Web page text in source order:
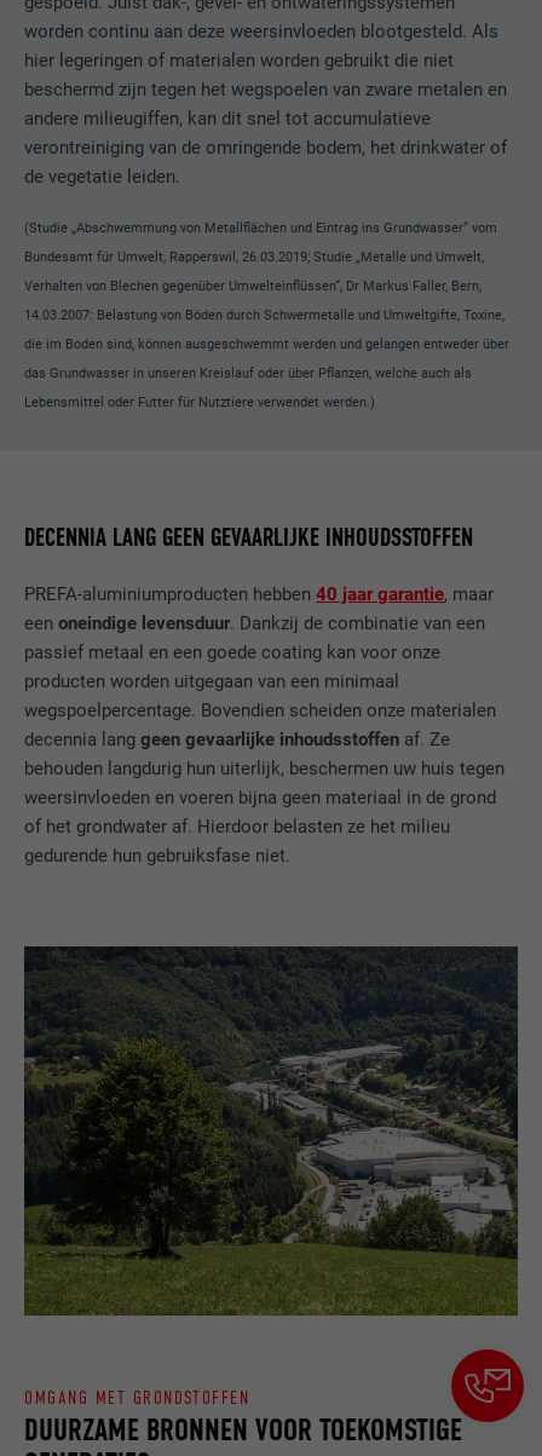
worden continu aan deze weersinvloeden blootgesteld. Als
hier legeringen of materialen worden gebruikt die niet
beschermd zijn tegen het wegspoelen van zware metalen en
andere milieugiffen, kan dit snel tot accumulatieve
verontreiniging van de omringende bodem, het drinkwater of
de vegetatie leiden.
(Studie „Abschwemmung von Metallflächen und Eintrag ins Grundwasser“ vom
Bundesamt für Umwelt, Rapperswil, 26.03.2019; Studie „Metalle und Umwelt,
Verhalten von Blechen gegenüber Umwelteinflüssen“, Dr Markus Faller, Bern,
14.03.2007: Belastung von Böden durch Schwermetalle und Umweltgifte, Toxine,
die im Boden sind, können ausgeschwemmt werden und gelangen entweder über
das Grundwasser in unseren Kreislauf oder über Pflanzen, welche auch als
Lebensmittel oder Futter für Nutztiere verwendet werden.)
DECENNIA LANG GEEN GEVAARLIJKE INHOUDSSTOFFEN
PREFA-aluminiumproducten hebben40 jaar garantie, maar
eenoneindige levensduur. Dankzij de combinatie van een
passief metaal en een goede coating kan voor onze
producten worden uitgegaan van een minimaal
wegspoelpercentage. Bovendien scheiden onze materialen
decennia lang geen gevaarlijke inhoudsstoffen af. Ze
behouden langdurig hun uiterlijk, beschermen uw huis tegen
weersinvloeden en voeren bijna geen materiaal in de grond
of het grondwater af. Hierdoor belasten ze het milieu
gedurende hun gebruiksfase niet.
DUURZAME BRONNEN VOOR TOEKOMSTIGE
OMGANG MET GRONDSTOFFEN
NAAM li_gc
AANBIEDER LinkedIn
VERVALTIJD 2 jaar
DOEL
toestemming van de gebruiker voor het
gebruik van cookies voor niet-essentiële
doeleinden.
NAAM lidc
datacentra
NAAM test_cookie
AANBIEDER doubleclick.net
VERVALTIJD 15 minuten
controleren of de browser het plaatsen